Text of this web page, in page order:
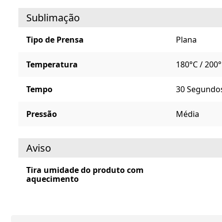
Sublimação
Tipo de Prensa Plana
Temperatura 180°C /
Tempo 30
Pressão Média
Aviso
Tira umidade do produto com
aquecimento